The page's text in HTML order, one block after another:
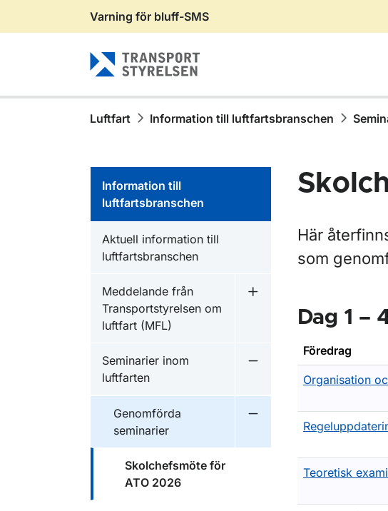
Gå till sidans innehåll
Varning för bluff-SMS
Luftfart Information till luftfartsbranschen
Information till
luftfartsbranschen
Aktuell information till
luftfartsbranschen
Meddelande från
Transportstyrelsen om
luftfart (MFL)
Undermeny för
Seminarier inom
luftfarten
Undermeny för
Genomförda
seminarier
Undermeny för
Skolchefsmöte för
ATO 2026
Här
som
Dag 1 –
Föredrag
Organisation
Teoretisk